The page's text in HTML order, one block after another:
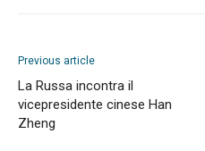
Previous article
La Russa incontra il
vicepresidente cinese Han
Zheng